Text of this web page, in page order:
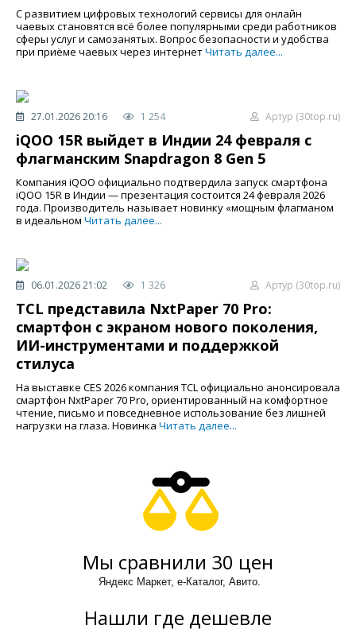
С развитием цифровых технологий сервисы для онлайн
чаевых становятся всё более популярными среди работников
сферы услуг и самозанятых. Вопрос безопасности и удобства
при приёме чаевых через интернетЧитать далее...
27.01.2026 20:16 1 254 Артур (30top.ru)
iQOO 15R выйдет в Индии 24 февраля с
флагманским Snapdragon 8 Gen 5
Компания iQOO официально подтвердила запуск смартфона
iQOO 15R в Индии — презентация состоится 24 февраля 2026
года. Производитель называет новинку «мощным флагманом
в идеальном Читать далее...
06.01.2026 21:02 1 326 Артур (30top.ru)
TCL представила NxtPaper 70 Pro:
смартфон с экраном нового поколения,
ИИ-инструментами и поддержкой
стилуса
На выставке CES 2026 компания TCL официально анонсировала
смартфон NxtPaper 70 Pro, ориентированный на комфортное
чтение, письмо и повседневное использование без лишней
нагрузки на глаза. Новинка Читать далее...
Мы сравнили 30 цен
Яндекс Маркет, е-Каталог, Авито.
Нашли где дешевле